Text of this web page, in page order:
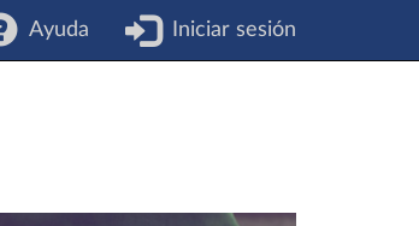
Ayuda Iniciar sesión